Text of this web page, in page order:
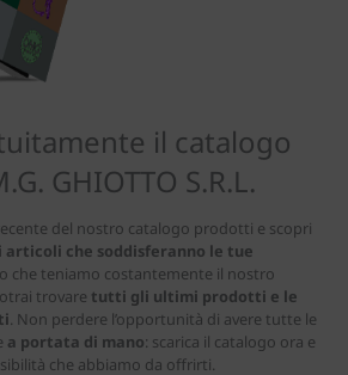
il catalogo
GHIOTTO S.R.L.
del nostro catalogo prodotti e scopri
articoli che soddisferanno le tue
che teniamo costantemente il nostro
trovare tutti gli ultimi prodotti e le
. Non perdere l’opportunità di avere tutte le
a portata di mano: scarica il catalogo ora e
che abbiamo da offrirti.